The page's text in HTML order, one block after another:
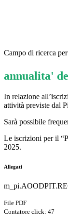
Campo di ricerca
annualita'
In relazione
attività previste dal
Sarà possibile
Le iscrizioni per il
2025.
Allegati
File PDF
Contatore click: 47